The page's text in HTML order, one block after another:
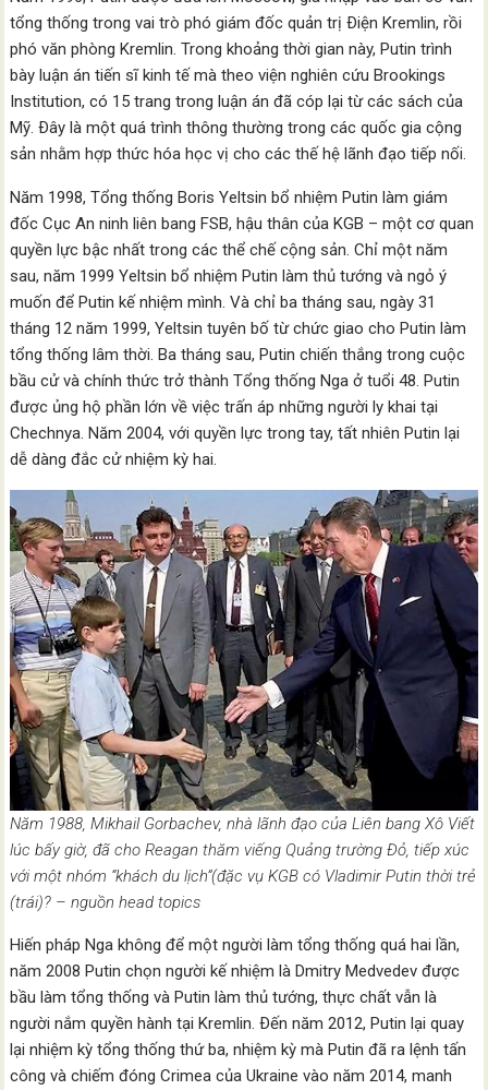
tổng thống trong vai trò phó giám đốc quản trị Ðiện Kremlin, rồi
phó văn phòng Kremlin. Trong khoảng thời gian này, Putin trình
bày luận án tiến sĩ kinh tế mà theo viện nghiên cứu Brookings
Institution, có 15 trang trong luận án đã cóp lại từ các sách của
Mỹ. Ðây là một quá trình thông thường trong các quốc gia cộng
sản nhằm hợp thức hóa học vị cho các thế hệ lãnh đạo tiếp nối.
Năm 1998, Tổng thống Boris Yeltsin bổ nhiệm Putin làm giám
đốc Cục An ninh liên bang FSB, hậu thân của KGB – một cơ quan
quyền lực bậc nhất trong các thể chế cộng sản. Chỉ một năm
sau, năm 1999 Yeltsin bổ nhiệm Putin làm thủ tướng và ngỏ ý
muốn để Putin kế nhiệm mình. Và chỉ ba tháng sau, ngày 31
tháng 12 năm 1999, Yeltsin tuyên bố từ chức giao cho Putin làm
tổng thống lâm thời. Ba tháng sau, Putin chiến thắng trong cuộc
bầu cử và chính thức trở thành Tổng thống Nga ở tuổi 48. Putin
được ủng hộ phần lớn về việc trấn áp những người ly khai tại
Chechnya. Năm 2004, với quyền lực trong tay, tất nhiên Putin lại
dễ dàng đắc cử nhiệm kỳ hai.
Năm 1988, Mikhail Gorbachev, nhà lãnh đạo của Liên bang Xô Viết
lúc bấy giờ, đã cho Reagan thăm viếng Quảng trường Đỏ, tiếp xúc
với một nhóm “khách du lịch”(đặc vụ KGB có Vladimir Putin thời trẻ
(trái)? – nguồn head topics
Hiến pháp Nga không để một người làm tổng thống quá hai lần,
năm 2008 Putin chọn người kế nhiệm là Dmitry Medvedev được
bầu làm tổng thống và Putin làm thủ tướng, thực chất vẫn là
người nắm quyền hành tại Kremlin. Ðến năm 2012, Putin lại quay
lại nhiệm kỳ tổng thống thứ ba, nhiệm kỳ mà Putin đã ra lệnh tấn
công và chiếm đóng Crimea của Ukraine vào năm 2014, manh